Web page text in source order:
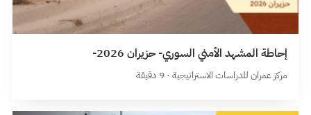
إحاطة المشهد الأمني السوري- حزيران 2026-
مركز عمران للدراسات الاستراتيجية · 9 دقيقة